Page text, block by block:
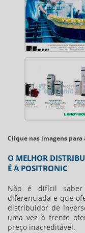
Clique nas imagens
O MELHOR
É A POSITRONIC
Não é difícil
diferenciada e que
distribuidor de
uma vez à frente
preço inacreditável.